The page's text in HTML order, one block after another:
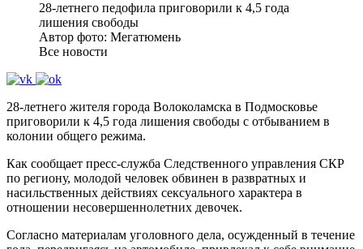
28-летнего педофила приговорили к 4,5 года
лишения свободы
Автор фото: Мегатюмень
Все новости
28-летнего жителя города Волоколамска в Подмосковье
приговорили к 4,5 года лишения свободы с отбыванием в
колонии общего режима.
Как сообщает пресс-служба Следственного управления СКР
по региону, молодой человек обвинен в развратных и
насильственных действиях сексуального характера в
отношении несовершеннолетних девочек.
Согласно материалам уголовного дела, осужденный в течение